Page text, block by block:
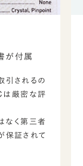
が付属
引されるの
は厳密な評
なく第三者
保証されて